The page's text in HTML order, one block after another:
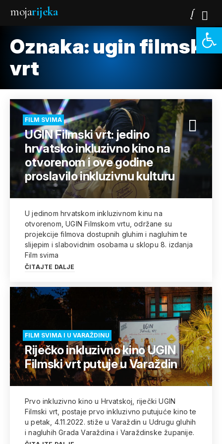
mojarijeka
Oznaka: ugin filmski
vrt
FILM SVIMA
UGIN Filmski vrt: jedino
hrvatsko inkluzivno kino na
otvorenom i ove godine
proslavilo inkluzivnu kulturu
U jedinom hrvatskom inkluzivnom kinu na
otvorenom, UGIN Filmskom vrtu, održane su
projekcije filmova dostupnih gluhim i nagluhim te
slijepim i slabovidnim osobama u sklopu 8. izdanja
Film svima
ČITAJTE DALJE
FILM SVIMA I U VARAŽDINU
Riječko inkluzivno kino UGIN
Filmski vrt putuje u Varaždin
Prvo inkluzivno kino u Hrvatskoj, riječki UGIN
Filmski vrt, postaje prvo inkluzivno putujuće kino te
u petak, 4.11.2022. stiže u Varaždin u Udrugu gluhih
i nagluhih Grada Varaždina i Varaždinske županije.